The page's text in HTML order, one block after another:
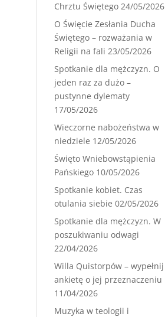
Chrztu Świętego 24/05/2026
O Święcie Zesłania Ducha
Świętego – rozważania w
Religii na fali 23/05/2026
Spotkanie dla mężczyzn. O
jeden raz za dużo –
pustynne dylematy
17/05/2026
Wieczorne nabożeństwa w
niedziele 12/05/2026
Święto Wniebowstąpienia
Pańskiego 10/05/2026
Spotkanie kobiet. Czas
otulania siebie 02/05/2026
Spotkanie dla mężczyzn. W
poszukiwaniu odwagi
22/04/2026
Willa Quistorpów – wypełnij
ankietę o jej przeznaczeniu
11/04/2026
Muzyka w teologii i